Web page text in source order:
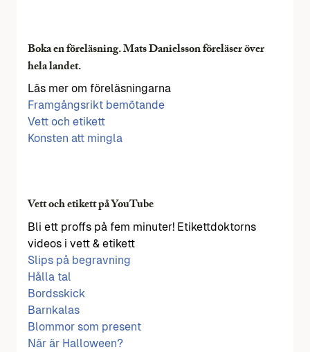
Boka en föreläsning. Mats Danielsson föreläser över
hela landet.
Läs mer om föreläsningarna
Framgångsrikt bemötande
Vett och etikett
Konsten att mingla
Vett och etikett på YouTube
Bli ett proffs på fem minuter! Etikettdoktorns
videos i vett & etikett
Slips på begravning
Hålla tal
Bordsskick
Barnkalas
Blommor som present
När är Halloween?